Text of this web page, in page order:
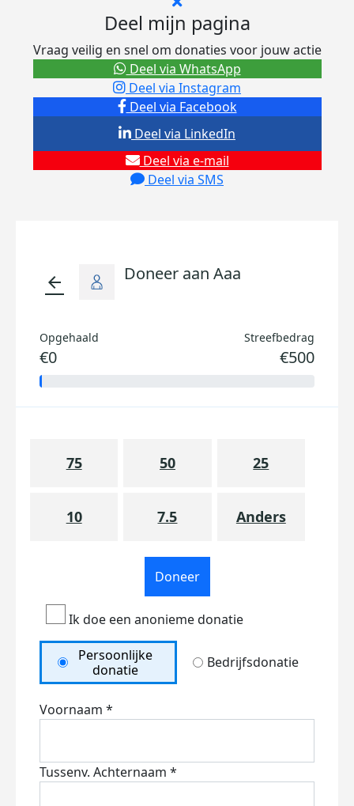
Deel mijn pagina
Vraag veilig en snel om donaties voor jouw actie
Deel via Facebook
Deel via Instagram
Deel via e-mail
Deel via SMS
Deel via LinkedIn
Deel via WhatsApp
arrow_back Doneer aan Aaa
Opgehaald
€0
Streefbedrag
€500
75 50 25
10 7.5 Anders
Doneer
Ik doe een anonieme donatie
Persoonlijke
donatie
Bedrijfsdonatie
Voornaam *
Tussenv. Achternaam *